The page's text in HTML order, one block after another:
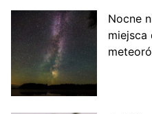
Nocne
miejsca